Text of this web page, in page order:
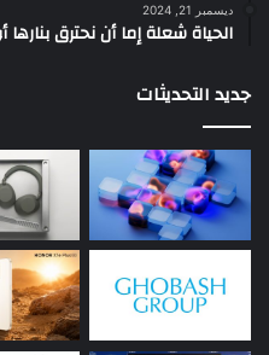
ديسمبر 21, 2024
الحياة شعلة إما أن نحترق
جديد التحديثات